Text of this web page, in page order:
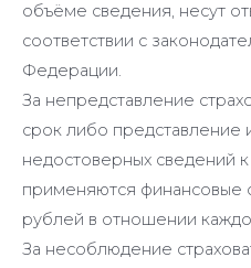
объёме сведения, несут
соответствии с
Федерации.
За непредставление
срок либо представление
недостоверных сведений
применяются финансовые
рублей в отношении
За несоблюдение